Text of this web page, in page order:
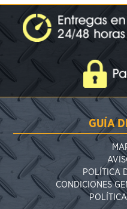
GUÍA
POLÍTICA
CONDICIONES